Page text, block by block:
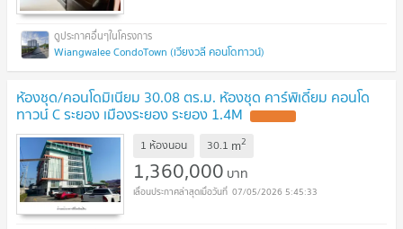
Wiangwalee CondoTown (เวียงวลี คอนโดทาวน์)
ห้องชุด/คอนโดมิเนียม 30.08 ตร.ม. ห้องชุด คาร์พิเดี้ยม คอนโด
ทาวน์ C ระยอง เมืองระยอง ระยอง 1.4M
1 ห้องนอน 30.1 m2
1,360,000 บาท
07/05/2026 5:45:33